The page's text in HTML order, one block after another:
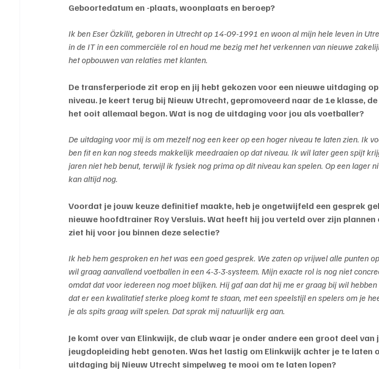
Geboortedatum en -plaats, woonplaats en beroep?
Ik ben Eser Özkilit, geboren in Utrecht op 14-09-1991 en woon al mijn hele leven in
in de IT in een commerciële rol en houd me bezig met het verkennen van nieuwe
het opbouwen van relaties met klanten.
De transferperiode zit erop en jij hebt gekozen voor een nieuwe uitdaging
niveau. Je keert terug bij Nieuw Utrecht, gepromoveerd naar de 1e klasse,
het ooit allemaal begon. Wat is nog de uitdaging voor jou als voetballer?
De uitdaging voor mij is om mezelf nog een keer op een hoger niveau te laten zien. Ik
ben fit en kan nog steeds makkelijk meedraaien op dat niveau. Ik wil later geen spijt
jaren niet heb benut, terwijl ik fysiek nog prima op dit niveau kan spelen. Op een lager
kan altijd nog.
Voordat je jouw keuze definitief maakte, heb je ongetwijfeld een gesprek
nieuwe hoofdtrainer Roy Versluis. Wat heeft hij jou verteld over zijn plannen
ziet hij voor jou binnen deze selectie?
Ik heb hem gesproken en het was een goed gesprek. We zaten op vrijwel alle punten
wil graag aanvallend voetballen in een 4-3-3-systeem. Mijn exacte rol is nog niet
omdat dat voor iedereen nog moet blijken. Hij gaf aan dat hij me er graag bij wil
dat er een kwalitatief sterke ploeg komt te staan, met een speelstijl en spelers om je
je als spits graag wilt spelen. Dat sprak mij natuurlijk erg aan.
Je komt over van Elinkwijk, de club waar je onder andere een groot deel van
jeugdopleiding hebt genoten. Was het lastig om Elinkwijk achter je te laten
uitdaging bij Nieuw Utrecht simpelweg te mooi om te laten lopen?